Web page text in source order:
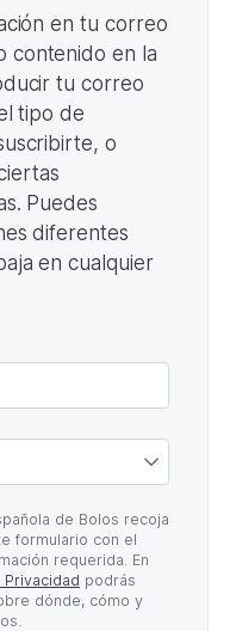
en tu correo
contenido en la
tu correo
tipo de
o
Puedes
diferentes
en cualquier
de Bolos recoja
formulario con el
requerida. En
podrás
dónde, cómo y